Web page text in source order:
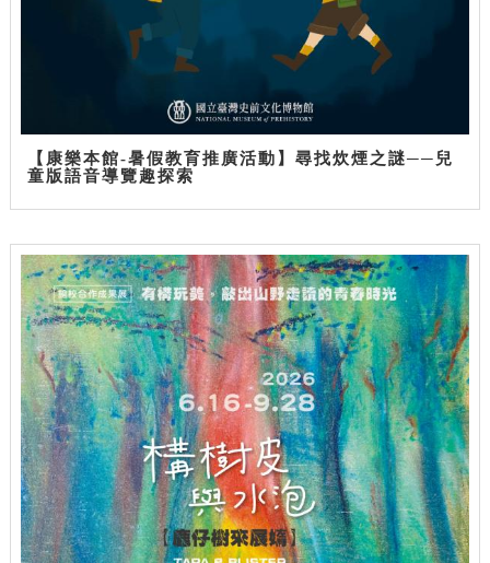
【康樂本館-暑假教育推廣活動】尋找炊煙之謎──兒
童版語音導覽趣探索